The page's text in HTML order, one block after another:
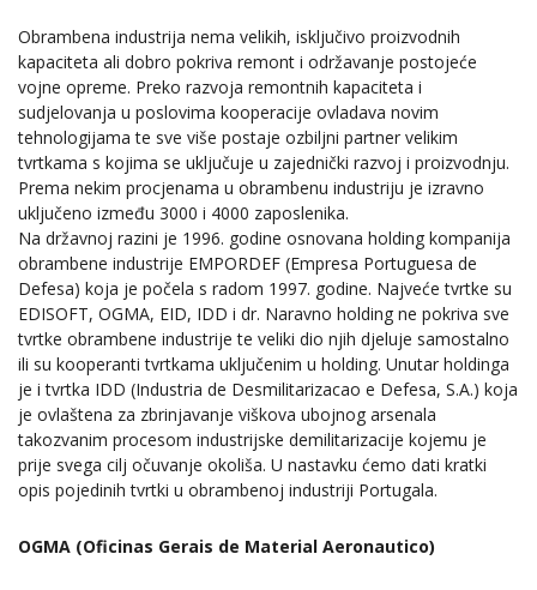
Obrambena industrija nema velikih, isključivo proizvodnih
kapaciteta ali dobro pokriva remont i održavanje postojeće
vojne opreme. Preko razvoja remontnih kapaciteta i
sudjelovanja u poslovima kooperacije ovladava novim
tehnologijama te sve više postaje ozbiljni partner velikim
tvrtkama s kojima se uključuje u zajednički razvoj i proizvodnju.
Prema nekim procjenama u obrambenu industriju je izravno
uključeno između 3000 i 4000 zaposlenika.
Na državnoj razini je 1996. godine osnovana holding kompanija
obrambene industrije EMPORDEF (Empresa Portuguesa de
Defesa) koja je počela s radom 1997. godine. Najveće tvrtke su
EDISOFT, OGMA, EID, IDD i dr. Naravno holding ne pokriva sve
tvrtke obrambene industrije te veliki dio njih djeluje samostalno
ili su kooperanti tvrtkama uključenim u holding. Unutar holdinga
je i tvrtka IDD (Industria de Desmilitarizacao e Defesa, S.A.) koja
je ovlaštena za zbrinjavanje viškova ubojnog arsenala
takozvanim procesom industrijske demilitarizacije kojemu je
prije svega cilj očuvanje okoliša. U nastavku ćemo dati kratki
opis pojedinih tvrtki u obrambenoj industriji Portugala.
OGMA (Oficinas Gerais de Material Aeronautico)